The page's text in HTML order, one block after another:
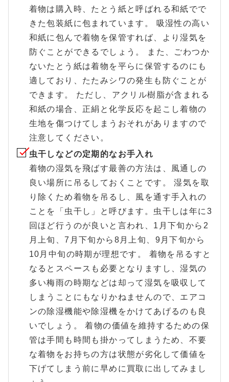
着物は購入時、たとう紙と呼ばれる和紙でで
きた包装紙に包まれています。 吸湿性の高い
和紙に包んで着物を保管すれば、より湿気を
防ぐことができるでしょう。 また、ごわつか
ないたとう紙は着物を平らに保管するのにも
適しており、たたみシワの発生も防ぐことが
できます。 ただし、アクリル樹脂が含まれる
和紙の場合、正絹と化学反応を起こし着物の
生地を傷つけてしまうおそれがありますので
注意してください。
虫干しなどの定期的なお手入れ
着物の湿気を飛ばす最善の方法は、風通しの
良い場所に吊るしておくことです。 湿気を取
り除くため着物を吊るし、風を通す手入れの
ことを「虫干し」と呼びます。虫干しは年に3
回ほど行うのが良いと言われ、1月下旬から2
月上旬、7月下旬から8月上旬、9月下旬から
10月中旬の時期が理想です。 着物を吊るすと
なるとスペースも必要となりますし、湿気の
多い梅雨の時期などは却って湿気を吸収して
しまうことにもなりかねませんので、エアコ
ンの除湿機能や除湿機をかけてあげるのも良
いでしょう。 着物の価値を維持するための保
管は手間も時間も掛かってしまうため、不要
な着物をお持ちの方は状態が劣化して価値を
下げてしまう前に早めに買取に出してみまし